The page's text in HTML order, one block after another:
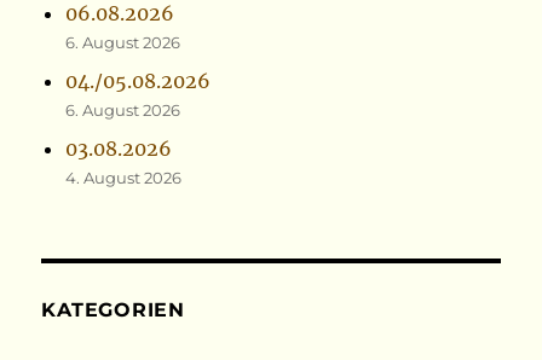
06.08.2026
6. August 2026
04./05.08.2026
6. August 2026
03.08.2026
4. August 2026
KATEGORIEN